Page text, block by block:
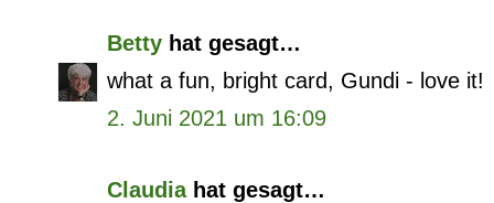
Betty hat gesagt…
what a fun, bright card, Gundi - love it!
2. Juni 2021 um 16:09
Claudiahat gesagt…